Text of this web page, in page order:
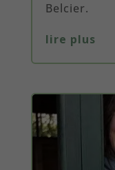
Belcier.
lire plus